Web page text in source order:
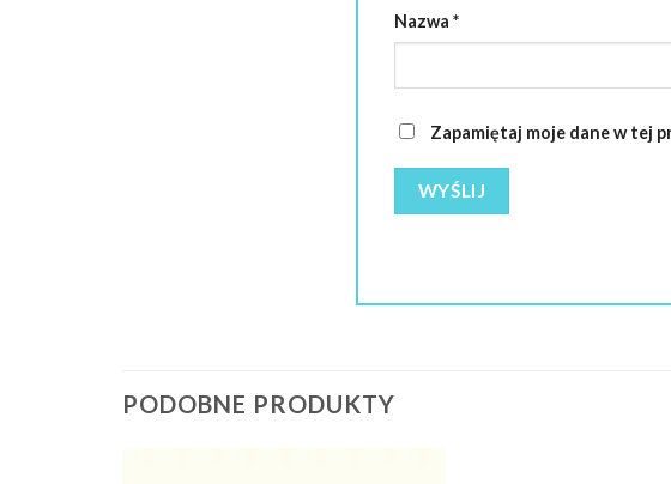
Nazwa *
Zapamiętaj moje dane w tej
PODOBNE PRODUKTY